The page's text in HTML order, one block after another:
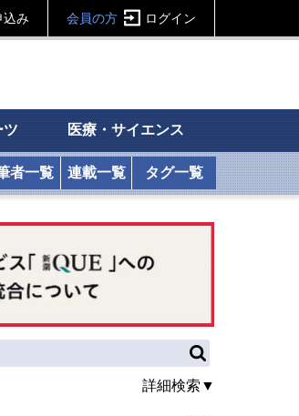
込み 会員の方 ログイン
ツ 医療・サイエンス
者一覧 連載一覧 タグ一覧
詳細検索▼